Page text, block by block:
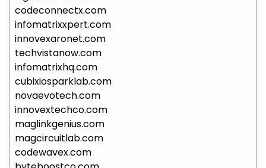
codeconnectx.com
infomatrixxpert.com
innovexaronet.com
techvistanow.com
infomatrixhq.com
cubixiosparklab.com
novaevotech.com
innovextechco.com
maglinkgenius.com
magcircuitlab.com
codewavex.com